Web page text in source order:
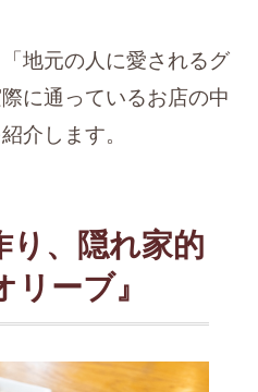
地元の人に愛されるグ
に通っているお店の中
介します。
り、隠れ家的
ーブ』